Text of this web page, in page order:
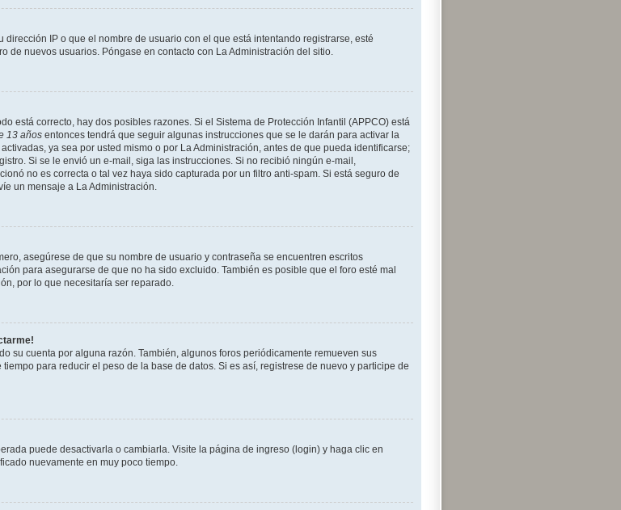
IP o que el nombre de usuario con el que está intentando registrarse, esté
de nuevos usuarios. Póngase en contacto con La Administración del sitio.
está correcto, hay dos posibles razones. Si el Sistema de Protección Infantil (APPCO) está
13 años entonces tendrá que seguir algunas instrucciones que se le darán para activar la
ya sea por usted mismo o por La Administración, antes de que pueda identificarse;
Si se le envió un e-mail, siga las instrucciones. Si no recibió ningún e-mail,
no es correcta o tal vez haya sido capturada por un filtro anti-spam. Si está seguro de
un mensaje a La Administración.
asegúrese de que su nombre de usuario y contraseña se encuentren escritos
para asegurarse de que no ha sido excluido. También es posible que el foro esté mal
por lo que necesitaría ser reparado.
su cuenta por alguna razón. También, algunos foros periódicamente remueven sus
para reducir el peso de la base de datos. Si es así, registrese de nuevo y participe de
puede desactivarla o cambiarla. Visite la página de ingreso (login) y haga clic en
nuevamente en muy poco tiempo.